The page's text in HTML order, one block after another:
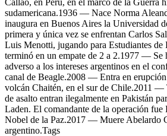
sudamericana.1936 — Nace Norma
inaugura en Buenos Aires la Universidad
primera y única vez se enfrentan Carlos
Luis Menotti, jugando para Estudiantes
terminó en un empate de 2 a 2.1977 — Se
adverso a los intereses argentinos en el
canal de Beagle.2008 — Entra en
volcán Chaitén, en el sur de Chile.2011 —
de asalto entran ilegalmente en Pakistán
Laden. El comandante de la operación fue
Nobel de la Paz.2017 — Muere Abelardo
argentino.Tags